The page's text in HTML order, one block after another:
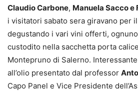
Claudio Carbone, Manuela Sacco e
i visitatori sabato sera giravano per
degustando i vari vini offerti,
custodito nella sacchetta porta
Montepruno di Salerno.
all’olio presentato dal professor
Capo Panel e Vice Presidente